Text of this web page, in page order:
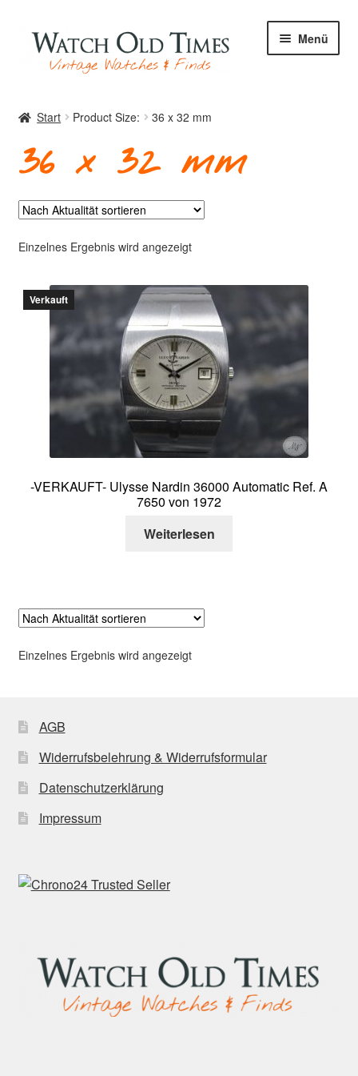
Zur
Navigation
springen
Zum
Inhalt
springen
Menü
Uhren
Archiv
Über mich
Kontakt
Start Product Size: 36 x 32 mm
36 x 32 mm
Einzelnes Ergebnis wird angezeigt
Verkauft
-VERKAUFT- Ulysse Nardin 36000 Automatic Ref. A
7650 von 1972
Weiterlesen
Einzelnes Ergebnis wird angezeigt
AGB
Widerrufsbelehrung & Widerrufsformular
Datenschutzerklärung
Impressum